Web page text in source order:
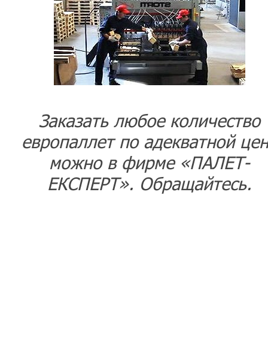
Заказать любое количество
европаллет по адекватной
можно в фирме «ПАЛЕТ-
ЕКСПЕРТ». Обращайтесь.